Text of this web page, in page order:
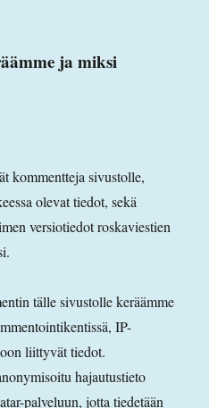
ja miksi
kommentteja sivustolle,
olevat tiedot, sekä
versiotiedot roskaviestien
tälle sivustolle keräämme
IP-
liittyvät tiedot.
hajautustieto
palveluun, jotta tiedetään